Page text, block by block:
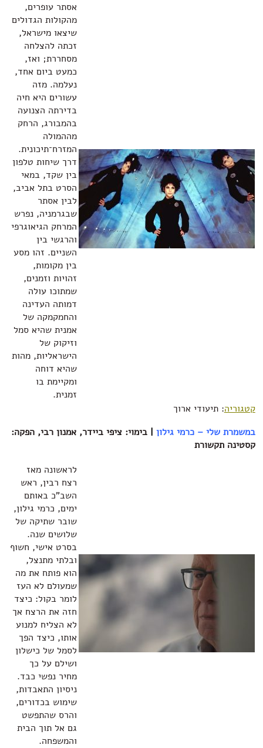
אסתר עופרים,
מהקולות הגדולים
שיצאו מישראל,
זכתה להצלחה
מסחררת; ואז,
כמעט ביום אחד,
נעלמה. מזה
עשורים היא חיה
בדירתה הצנועה
בהמבורג, הרחק
מההמולה
המזרח־תיכונית.
דרך שיחות טלפון
בין שקד, במאי
הסרט בתל אביב,
לבין אסתר
שבגרמניה, נפרש
המרחק הגיאוגרפי
והרגשי בין
השניים. זהו מסע
בין מקומות,
זהויות וזמנים,
שמתוכו עולה
דמותה העדינה
והחמקמקה של
אמנית שהיא סמל
וזיקוק של
הישראליות, מהות
שהיא דוחה
ומקיימת בו
זמנית.
קטגוריה: תיעודי ארוך
במשמרת שלי – כרמי גילון | בימוי: ציפי ביידר, אמנון רבי, הפקה:
קסטינה תקשורת‏
לראשונה מאז
רצח רבין, ראש
השב"כ באותם
ימים, כרמי גילון,
שובר שתיקה של
שלושים שנה.
בסרט אישי, חשוף
ובלתי מתנצל,
הוא פותח את מה
שמעולם לא העז
לומר בקול: כיצד
חזה את הרצח אך
לא הצליח למנוע
אותו, כיצד הפך
לסמל של כישלון
ושילם על כך
מחיר נפשי כבד.
ניסיון התאבדות,
שימוש בכדורים,
והרס שהתפשט
גם אל תוך הבית
והמשפחה.